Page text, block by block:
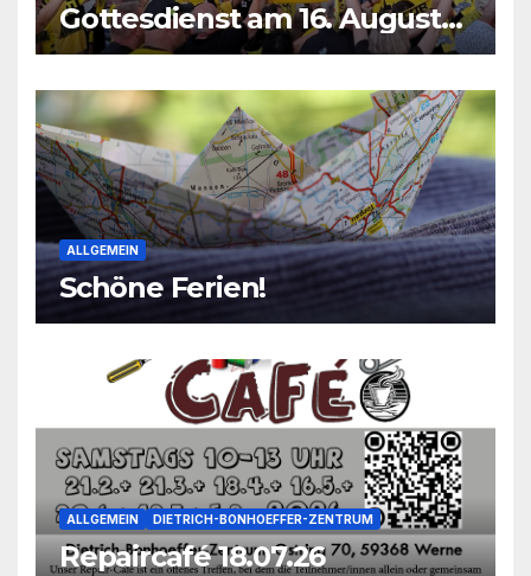
Gottesdienst am 16. August
2026
ALLGEMEIN
Schöne Ferien!
ALLGEMEIN DIETRICH-BONHOEFFER-ZENTRUM
Repaircafé 18.07.26